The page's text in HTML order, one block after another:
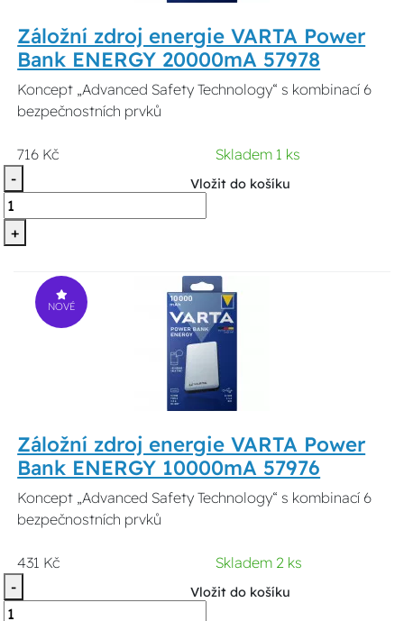
Záložní zdroj energie VARTA Power
Bank ENERGY 20000mA 57978
Koncept „Advanced Safety Technology“ s kombinací 6
bezpečnostních prvků
716 Kč
Skladem 1 ks
-
+
Vložit do košíku
NOVÉ
Záložní zdroj energie VARTA Power
Bank ENERGY 10000mA 57976
Koncept „Advanced Safety Technology“ s kombinací 6
bezpečnostních prvků
431 Kč
Skladem 2 ks
-
Vložit do košíku